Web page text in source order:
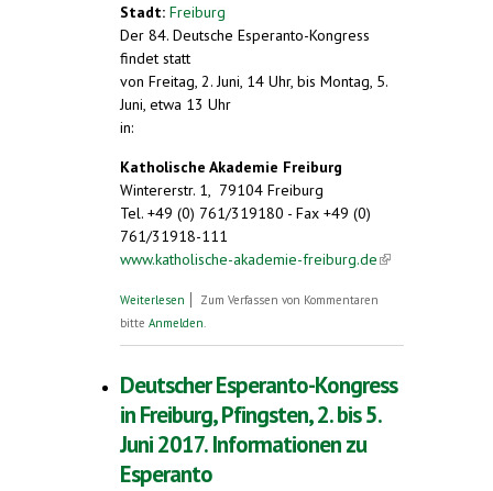
Stadt: Freiburg
Der 84. Deutsche Esperanto-Kongress
findet statt
von Freitag, 2. Juni, 14 Uhr, bis Montag, 5.
Juni, etwa 13 Uhr
in:
Katholische Akademie Freiburg
Wintererstr. 1, 79104 Freiburg
Tel. +49 (0) 761/319180 - Fax +49 (0)
761/31918-111
www.katholische-akademie-freiburg.de(link is
Weiterlesen über Veranstaltungshinweise Deutscher
2017
Zum Verfassen von Kommentaren
bitte Anmelden
Deutscher Esperanto-Kongress
in Freiburg, Pfingsten, 2. bis 5.
Juni 2017. Informationen zu
Esperanto